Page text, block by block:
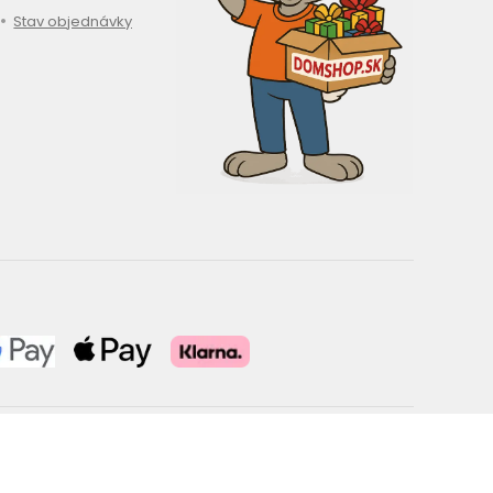
Stav objednávky